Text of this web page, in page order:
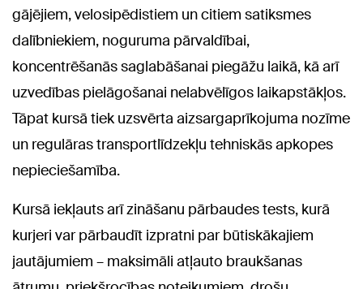
gājējiem, velosipēdistiem un citiem satiksmes
dalībniekiem, noguruma pārvaldībai,
koncentrēšanās saglabāšanai piegāžu laikā, kā arī
uzvedības pielāgošanai nelabvēlīgos laikapstākļos.
Tāpat kursā tiek uzsvērta aizsargaprīkojuma nozīme
un regulāras transportlīdzekļu tehniskās apkopes
nepieciešamība.
Kursā iekļauts arī zināšanu pārbaudes tests, kurā
kurjeri var pārbaudīt izpratni par būtiskākajiem
jautājumiem – maksimāli atļauto braukšanas